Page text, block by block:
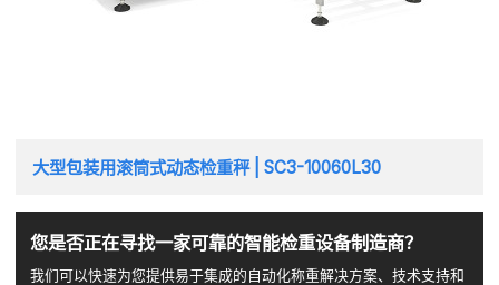
大型包装用滚筒式动态检重秤 | SC3-10060L30
您是否正在寻找一家可靠的智能检重设备制造商？
我们可以快速为您提供易于集成的自动化称重解决方案、技术支持和